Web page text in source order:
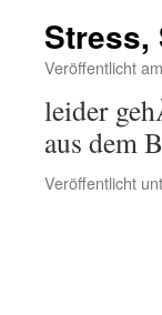
Veröffentlicht am
leider
aus dem
Veröffentlicht